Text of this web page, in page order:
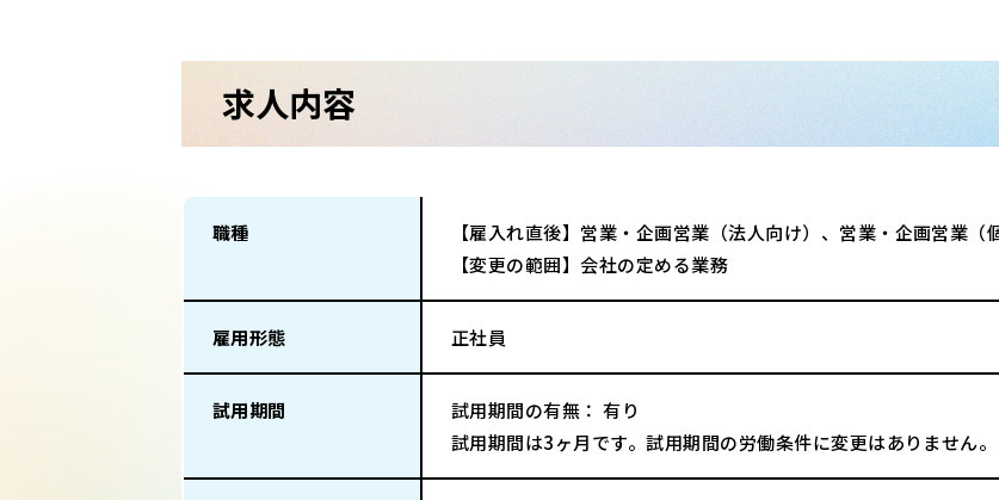
求人内容
職種
【雇入れ直後】営業・企画営業（法人向け）、営業・企画営業（
【変更の範囲】会社の定める業務
雇用形態 正社員
試用期間
試用期間の有無： 有り
試用期間は3ヶ月です。試用期間の労働条件に変更はありません。